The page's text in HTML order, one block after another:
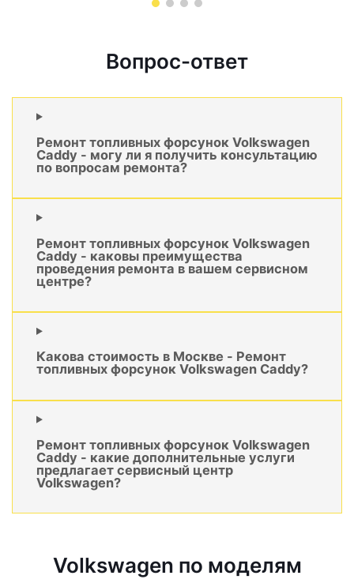
Вопрос-ответ
Ремонт топливных форсунок Volkswagen
Caddy - могу ли я получить консультацию
по вопросам ремонта?
Ремонт топливных форсунок Volkswagen
Caddy - каковы преимущества
проведения ремонта в вашем сервисном
центре?
Какова стоимость в Москве - Ремонт
топливных форсунок Volkswagen Caddy?
Ремонт топливных форсунок Volkswagen
Caddy - какие дополнительные услуги
предлагает сервисный центр
Volkswagen?
Volkswagen по моделям